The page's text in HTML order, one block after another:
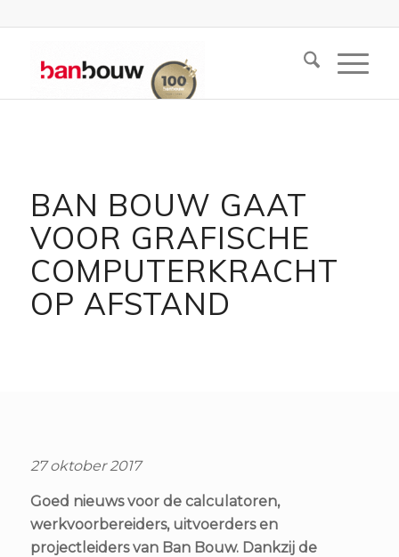
BAN BOUW GAAT
VOOR GRAFISCHE
COMPUTERKRACHT
OP AFSTAND
27 oktober 2017
Goed nieuws voor de calculatoren,
werkvoorbereiders, uitvoerders en
projectleiders van Ban Bouw. Dankzij de